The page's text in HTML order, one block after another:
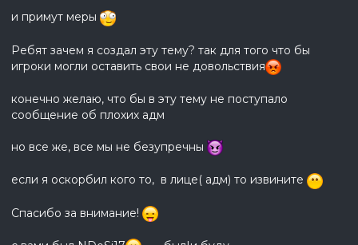
и примут меры
Ребят зачем я создал эту тему? так для того что бы
игроки могли оставить свои не довольствия
конечно желаю, что бы в эту тему не поступало
сообщение об плохих адм
но все же, все мы не безупречны
если я оскорбил кого то, в лице( адм) то извините
Спасибо за внимание!